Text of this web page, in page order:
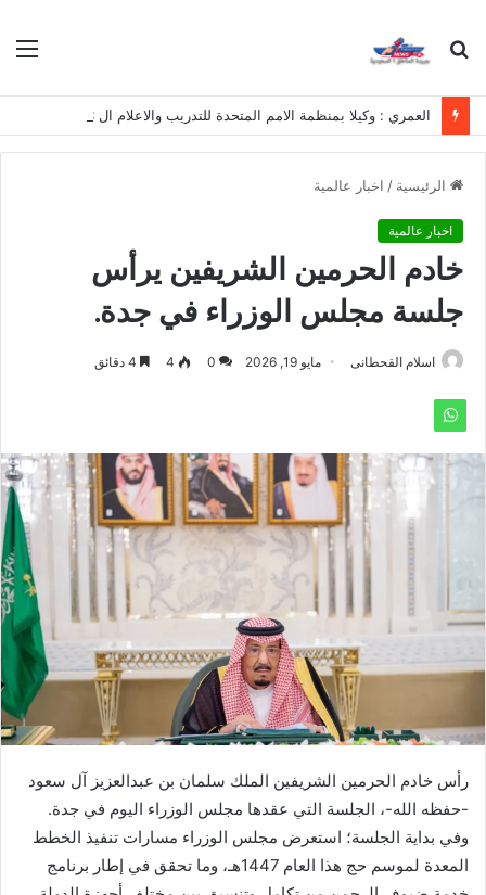
بحث
الرئيسية / اخبار عالمية
اخبار عالمية
خادم الحرمين الشريفين يرأس
جلسة مجلس الوزراء في جدة.
اسلام القحطانى مايو 19, 2026 0
4
رأس خادم الحرمين الشريفين الملك سلمان بن عبدالعزيز آل سعود
-حفظه الله-، الجلسة التي عقدها مجلس الوزراء اليوم في جدة.
وفي بداية الجلسة؛ استعرض مجلس الوزراء مسارات تنفيذ الخطط
المعدة لموسم حج هذا العام 1447هـ، وما تحقق في إطار برنامج